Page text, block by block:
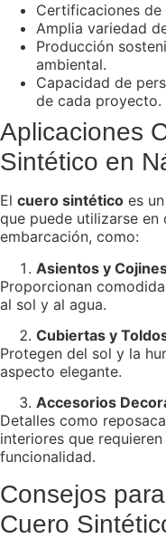
Certificaciones de
Amplia variedad
Producción
ambiental.
Capacidad de
de cada proyecto.
Aplicaciones
Sintético en
El cuero sintético es
que puede utilizarse en
embarcación, como:
Asientos y
Proporcionan
al sol y al agua.
Cubiertas y
Protegen del sol y la
aspecto elegante.
Accesorios
Detalles como
interiores que
funcionalidad.
Consejos
Cuero